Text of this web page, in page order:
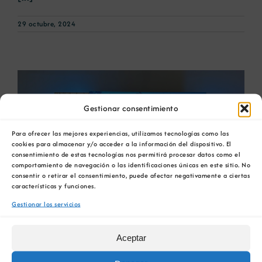
Gestionar consentimiento
Para ofrecer las mejores experiencias, utilizamos tecnologías como las
cookies para almacenar y/o acceder a la información del dispositivo. El
consentimiento de estas tecnologías nos permitirá procesar datos como el
comportamiento de navegación o las identificaciones únicas en este sitio. No
consentir o retirar el consentimiento, puede afectar negativamente a ciertas
características y funciones.
Gestionar los servicios
Aceptar
29 octubre, 2024
La directora de la COMG
participó en la II